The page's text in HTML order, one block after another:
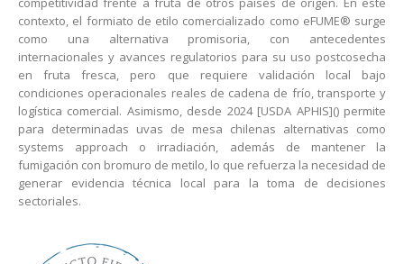
contexto, el formiato de etilo comercializado como eFUME® surge
como una alternativa promisoria, con antecedentes
internacionales y avances regulatorios para su uso postcosecha
en fruta fresca, pero que requiere validación local bajo
condiciones operacionales reales de cadena de frío, transporte y
logística comercial. Asimismo, desde 2024 [USDA APHIS]() permite
para determinadas uvas de mesa chilenas alternativas como
systems approach o irradiación, además de mantener la
fumigación con bromuro de metilo, lo que refuerza la necesidad de
generar evidencia técnica local para la toma de decisiones
sectoriales.